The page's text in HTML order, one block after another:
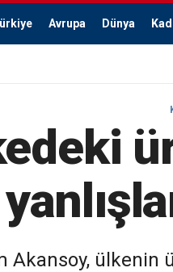
Avrupa Dünya
Akansoy,